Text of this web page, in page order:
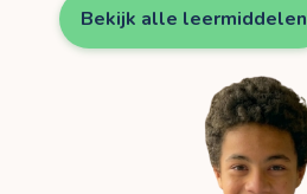
Bekijk alle leermiddelen